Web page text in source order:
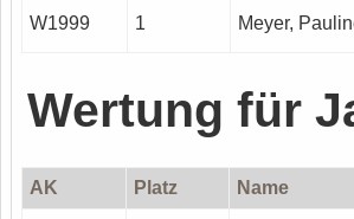
W1999 1 Meyer,
Wertung für
AK Platz Name